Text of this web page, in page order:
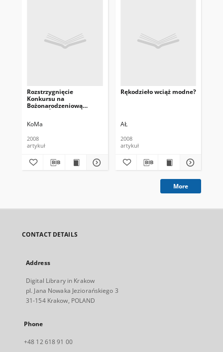
Rozstrzygnięcie
Konkursu na
Bożonarodzeniową
poseł Katarzyny Matysik-
KoMa
2008
artykuł
Rękodzieło wciąż modne?
AŁ
2008
artykuł
More
CONTACT DETAILS
Address
Digital Library in Krakow
pl. Jana Nowaka Jeziorańskiego 3
31-154 Krakow, POLAND
Phone
+48 12 618 91 00